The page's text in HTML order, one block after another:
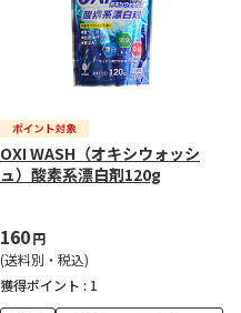
OXI WASH（オキシウォッシ
ュ）酸素系漂白剤120g
160円
(送料別・税込)
獲得ポイント : 1